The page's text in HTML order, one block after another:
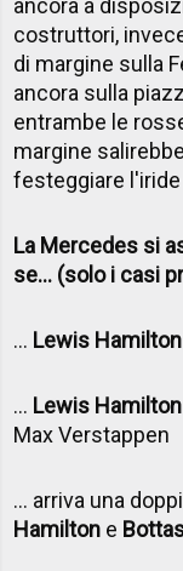
costruttori,
di margine sulla
ancora sulla
entrambe le
margine
festeggiare l'iride
La Mercedes si
se... (solo i casi
... Lewis Hamilton
... Lewis Hamilton
Max Verstappen
... arriva una
Hamilton e